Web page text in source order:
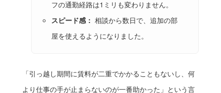
フの通勤経路は1ミリも変わりません。
スピード感： 相談から数日で、追加の部
屋を使えるようになりました。
「引っ越し期間に賃料が二重でかかることもないし、何
より仕事の手が止まらないのが一番助かった」という言